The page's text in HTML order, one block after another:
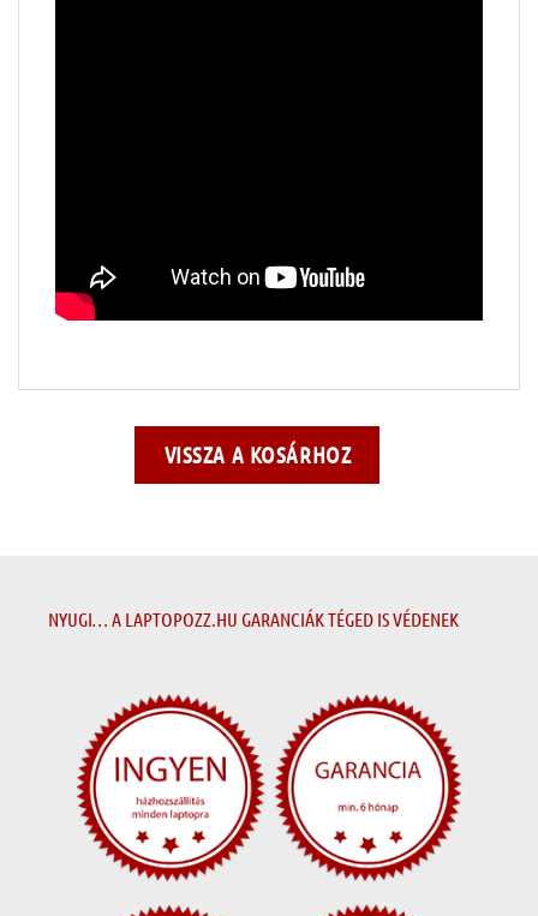
VISSZA A KOSÁRHOZ
NYUGI… A LAPTOPOZZ.HU GARANCIÁK TÉGED IS VÉDENEK